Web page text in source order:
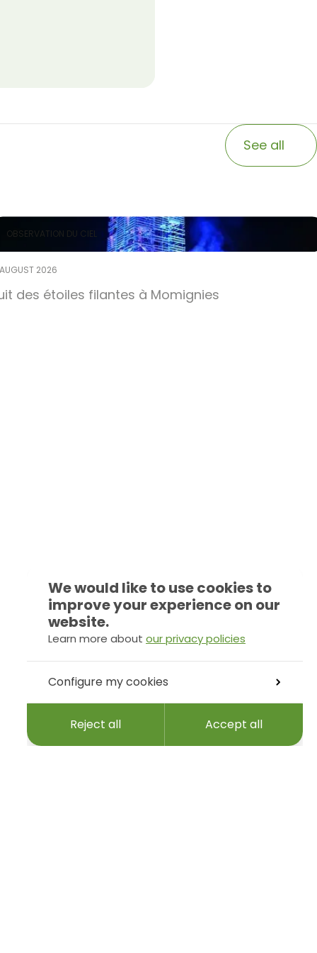
See all
2026
des étoiles filantes à Momignies
OBSERVATION DU CIEL
We would like to use cookies to
improve your experience on our
website.
Learn more about our privacy policies
Configure my cookies
Reject all Accept all